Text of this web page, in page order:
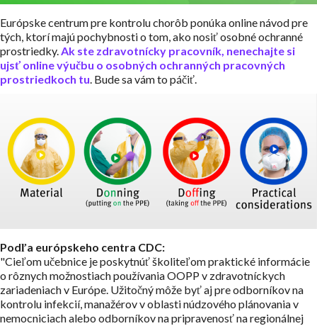
Európske centrum pre kontrolu chorôb ponúka online návod pre
tých, ktorí majú pochybnosti o tom, ako nosiť osobné ochranné
prostriedky.Ak ste zdravotnícky pracovník, nenechajte si
ujsť online výučbu o osobných ochranných pracovných
prostriedkoch tu. Bude sa vám to páčiť.
Podľa európskeho centra CDC:
"Cieľom učebnice je poskytnúť školiteľom praktické informácie
o rôznych možnostiach používania OOPP v zdravotníckych
zariadeniach v Európe. Užitočný môže byť aj pre odborníkov na
kontrolu infekcií, manažérov v oblasti núdzového plánovania v
nemocniciach alebo odborníkov na pripravenosť na regionálnej